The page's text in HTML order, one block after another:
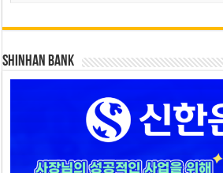
SHINHAN BANK